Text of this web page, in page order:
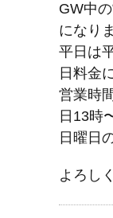
GW中
になり
平日は
日料金
営業時
日13時
日曜日
よろし